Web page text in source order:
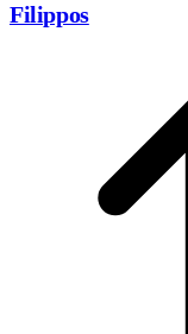
Filippos